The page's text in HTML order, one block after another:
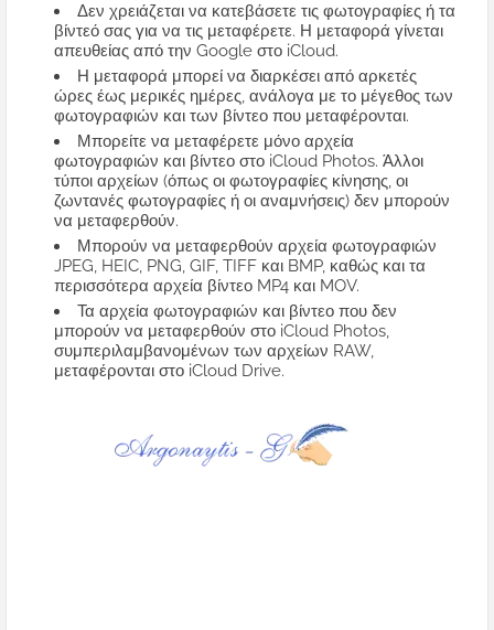
Δεν χρειάζεται να κατεβάσετε τις φωτογραφίες ή τα
βίντεό σας για να τις μεταφέρετε. Η μεταφορά γίνεται
απευθείας από την Google στο iCloud.
Η μεταφορά μπορεί να διαρκέσει από αρκετές
ώρες έως μερικές ημέρες, ανάλογα με το μέγεθος των
φωτογραφιών και των βίντεο που μεταφέρονται.
Μπορείτε να μεταφέρετε μόνο αρχεία
φωτογραφιών και βίντεο στο iCloud Photos. Άλλοι
τύποι αρχείων (όπως οι φωτογραφίες κίνησης, οι
ζωντανές φωτογραφίες ή οι αναμνήσεις) δεν μπορούν
να μεταφερθούν.
Μπορούν να μεταφερθούν αρχεία φωτογραφιών
JPEG, HEIC, PNG, GIF, TIFF και BMP, καθώς και τα
περισσότερα αρχεία βίντεο MP4 και MOV.
Τα αρχεία φωτογραφιών και βίντεο που δεν
μπορούν να μεταφερθούν στο iCloud Photos,
συμπεριλαμβανομένων των αρχείων RAW,
μεταφέρονται στο iCloud Drive.